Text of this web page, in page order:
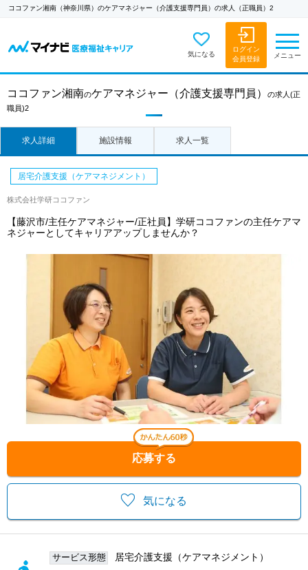
ココファン湘南（神奈川県）のケアマネジャー（介護支援専門員）の求人（正職員）2
気になる
ログイン
会員登録
メニュー
ココファン湘南のケアマネジャー（介護支援専門員） の求人 (正
職員)2
求人詳細 施設情報 求人一覧
気になる
応募する
居宅介護支援（ケアマネジメント）
株式会社学研ココファン
【藤沢市/主任ケアマネジャー/正社員】学研ココファンの主任ケアマ
ネジャーとしてキャリアアップしませんか？
サービス形態 居宅介護支援（ケアマネジメント）